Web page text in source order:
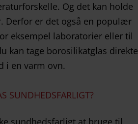
Og det kan holde
Derfor er det også en populær
eksempel laboratorier eller til
kan tage borosilikatglas direkte
i en varm ovn.
SUNDHEDSFARLIGT?